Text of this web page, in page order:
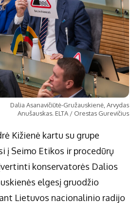
Dalia Asanavičiūtė-Gružauskienė, Arvydas
Anušauskas. ELTA / Orestas Gurevičius
Kižienė kartu su grupe
į Seimo Etikos ir procedūrų
konservatorės Dalios
elgesį gruodžio
Lietuvos nacionalinio radijo